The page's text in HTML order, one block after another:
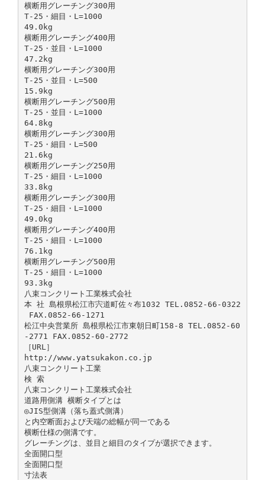
横断用グレーチング300用
T-25・細目・L=1000
49.0kg
横断用グレーチング400用
T-25・並目・L=1000
47.2kg
横断用グレーチング300用
T-25・並目・L=500
15.9kg
横断用グレーチング500用
T-25・並目・L=1000
64.8kg
横断用グレーチング300用
T-25・細目・L=500
21.6kg
横断用グレーチング250用
T-25・細目・L=1000
33.8kg
横断用グレーチング300用
T-25・細目・L=1000
49.0kg
横断用グレーチング400用
T-25・細目・L=1000
76.1kg
横断用グレーチング500用
T-25・細目・L=1000
93.3kg
八束コンクリート工業株式会社
本 社 島根県松江市宍道町佐々布1032 TEL.0852-66-0322
FAX.0852-66-1271
松江中央営業所 島根県松江市東朝日町158-8 TEL.0852-60
-2771 FAX.0852-60-2772
［URL］
http://www.yatsukakon.co.jp
八束コンクリート工業
検 索
八束コンクリート工業株式会社
道路用側溝 横断タイプとは
◎JIS型側溝（落ち蓋式側溝）
と内空断面および天端の総幅が同一である
横断仕様の側溝です。
グレーチングは、並目と細目のタイプが選択できます。
全面開口型
全面開口型
寸法表